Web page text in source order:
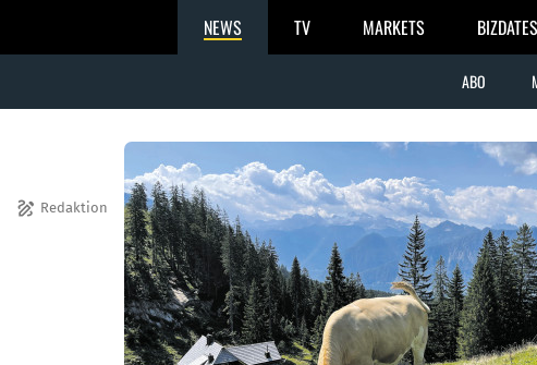
NEWS TV MARKETS BIZDATES
ABO
draw Redaktion